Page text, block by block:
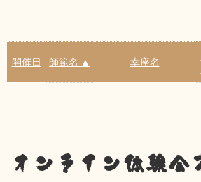
開催日 師範名 ▲ 幸座名
オンライン体験会